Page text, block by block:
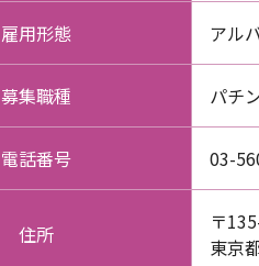
雇用形態 アル
募集職種 パチ
電話番号 03-
住所
〒
東京